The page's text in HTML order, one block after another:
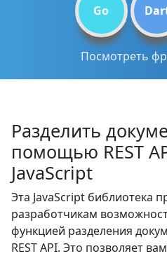
Go
Посмотреть
Разделить
помощью REST
JavaScript
Эта JavaScript библиотека
разработчикам
функцией разделения
REST API. Это позволяет